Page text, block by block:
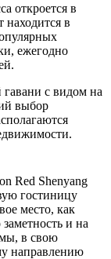
откроется в
в
ежегодно
с видом на
выбор
Red Shenyang
гостиницу
место, как
и на
мы, в свою
направлению